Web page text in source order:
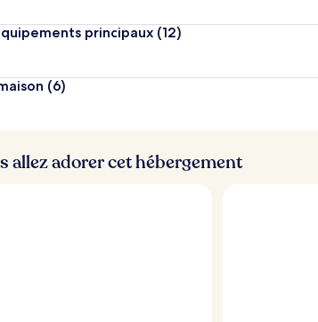
principaux (12)
(6)
allez adorer cet hébergement